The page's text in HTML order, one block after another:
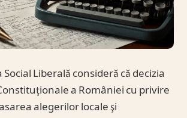
Liberală consideră că decizia
a României cu privire
alegerilor locale şi